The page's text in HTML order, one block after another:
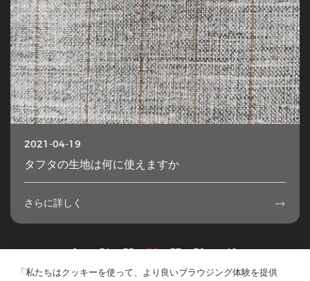
「私たちはクッキーを使って、より良いブラウジング体験を提供
2021-04-19
タフタの生地は何に使えますか
さらに詳しく 
1 ... 34 35 36 37 38 ... 49